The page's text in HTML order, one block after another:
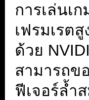
การเล่นเ
เฟรมเรต
ด้วย
สามารถข
ฟีเจอร์ล้ำ